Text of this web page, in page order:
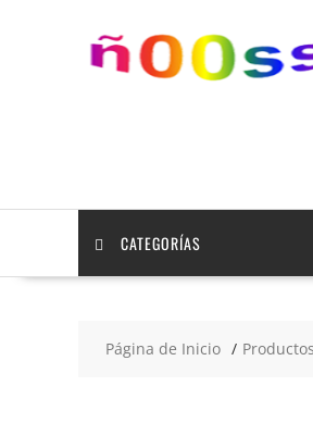
CATEGORÍAS
Página de Inicio Productos